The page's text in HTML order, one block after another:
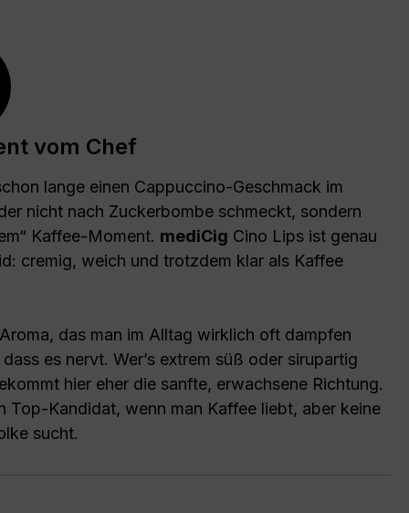
vom Chef
lange einen Cappuccino-Geschmack im
nicht nach Zuckerbombe schmeckt, sondern
Kaffee-Moment. mediCig Cino Lips ist genau
cremig, weich und trotzdem klar als Kaffee
das man im Alltag wirklich oft dampfen
es nervt. Wer’s extrem süß oder sirupartig
hier eher die sanfte, erwachsene Richtung.
Top-Kandidat, wenn man Kaffee liebt, aber keine
sucht.